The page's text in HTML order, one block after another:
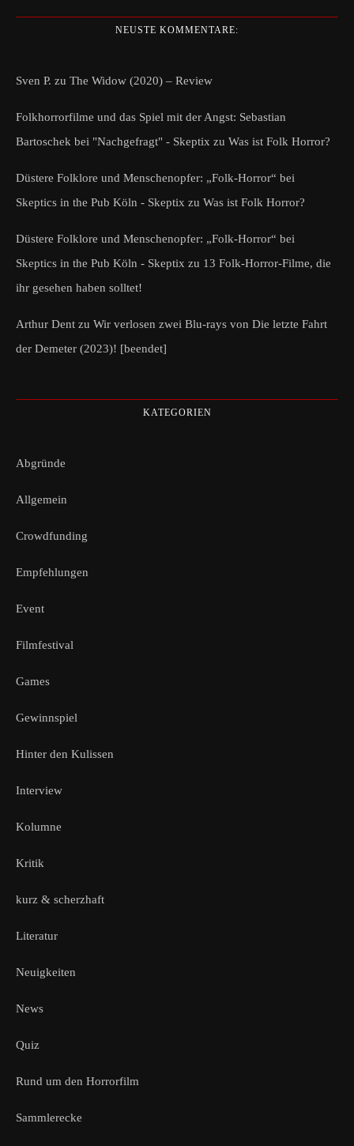
NEUSTE KOMMENTARE:
Sven P. zu The Widow (2020) – Review
Folkhorrorfilme und das Spiel mit der Angst: Sebastian
Bartoschek bei "Nachgefragt" - Skeptix zu Was ist Folk Horror?
Düstere Folklore und Menschenopfer: „Folk-Horror“ bei
Skeptics in the Pub Köln - Skeptix zu Was ist Folk Horror?
Düstere Folklore und Menschenopfer: „Folk-Horror“ bei
Skeptics in the Pub Köln - Skeptix zu 13 Folk-Horror-Filme, die
ihr gesehen haben solltet!
Arthur Dent zu Wir verlosen zwei Blu-rays von Die letzte Fahrt
der Demeter (2023)! [beendet]
KATEGORIEN
Abgründe
Allgemein
Crowdfunding
Empfehlungen
Event
Filmfestival
Games
Gewinnspiel
Hinter den Kulissen
Interview
Kolumne
Kritik
kurz & scherzhaft
Literatur
Neuigkeiten
News
Quiz
Rund um den Horrorfilm
Sammlerecke